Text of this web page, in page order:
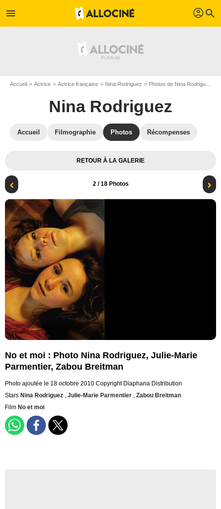
menu profil search
Accueil Actrice Actrice française Nina Rodriguez Photos de Nina Rodriguez
Nina Rodriguez
Accueil Filmographie Photos Récompenses
RETOUR À LA GALERIE
2/ 18 Photos
No et moi : Photo Nina Rodriguez, Julie-Marie
Parmentier, Zabou Breitman
Photo ajoutée le 18 octobre 2010 Copyright Diaphana Distribution
Stars Nina Rodriguez , Julie-Marie Parmentier , Zabou Breitman
Film No et moi